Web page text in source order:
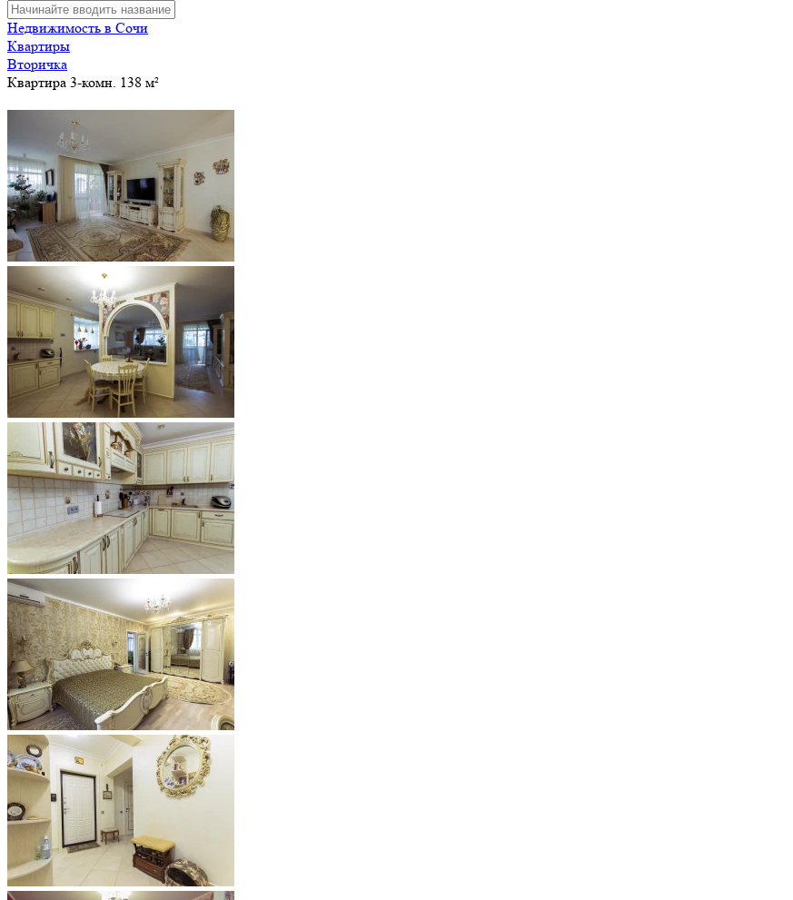
Недвижимость в Сочи
Квартиры
Вторичка
Квартира 3-комн. 138 м²